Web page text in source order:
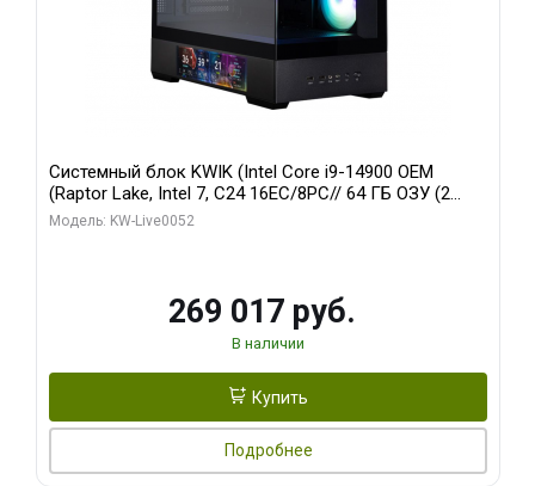
Системный блок KWIK (Intel Core i9-14900 OEM
(Raptor Lake, Intel 7, C24 16EC/8PC// 64 ГБ ОЗУ (2
модуля)/ Palit RTX5080 GAMINGPRO OC 16GB GDDR7
Модель: KW-Live0052
269 017 руб.
В наличии
Купить
Подробнее